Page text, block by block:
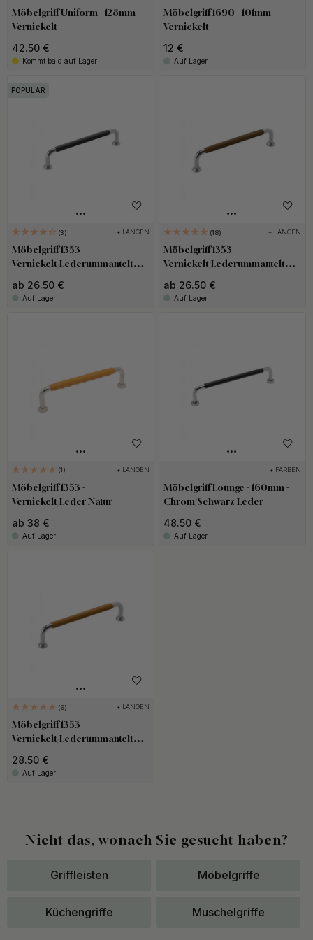
Möbelgriff Uniform - 128mm -
Vernickelt
42.50 €
Kommt bald auf Lager
Möbelgriff 1690 - 101mm -
Vernickelt
12 €
Auf Lager
POPULAR
3 + LÄNGEN
Möbelgriff 1353 -
Vernickelt/Lederummantelt
ab 26.50 €
Auf Lager
18 + LÄNGEN
Möbelgriff 1353 -
Vernickelt/Lederummantelt
ab 26.50 €
Auf Lager
1 + LÄNGEN
Möbelgriff 1353 -
Vernickelt/Leder Natur
ab 38 €
Auf Lager
+ FARBEN
Möbelgriff Lounge - 160mm -
Chrom/Schwarz Leder
48.50 €
Auf Lager
6 + LÄNGEN
Möbelgriff 1353 -
Vernickelt/Lederummantelt
28.50 €
Auf Lager
Nicht das, wonach Sie gesucht haben?
Griffleisten Möbelgriffe
Küchengriffe Muschelgriffe